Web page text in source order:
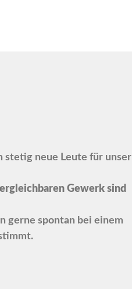
stetig neue Leute für unser
Gewerk sind
gerne spontan bei einem